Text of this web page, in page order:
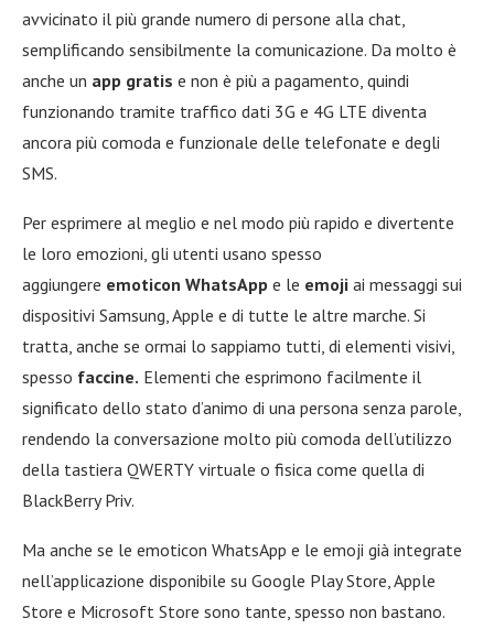
avvicinato il più grande numero di persone alla chat,
semplificando sensibilmente la comunicazione. Da molto è
anche un app gratis e non è più a pagamento, quindi
funzionando tramite traffico dati 3G e 4G LTE diventa
ancora più comoda e funzionale delle telefonate e degli
SMS.
Per esprimere al meglio e nel modo più rapido e divertente
le loro emozioni, gli utenti usano spesso
aggiungere emoticon WhatsApp e le emoji ai messaggi sui
dispositivi Samsung, Apple e di tutte le altre marche. Si
tratta, anche se ormai lo sappiamo tutti, di elementi visivi,
spesso faccine. Elementi che esprimono facilmente il
significato dello stato d’animo di una persona senza parole,
rendendo la conversazione molto più comoda dell’utilizzo
della tastiera QWERTY virtuale o fisica come quella di
BlackBerry Priv.
Ma anche se le emoticon WhatsApp e le emoji già integrate
nell’applicazione disponibile su Google Play Store, Apple
Store e Microsoft Store sono tante, spesso non bastano.